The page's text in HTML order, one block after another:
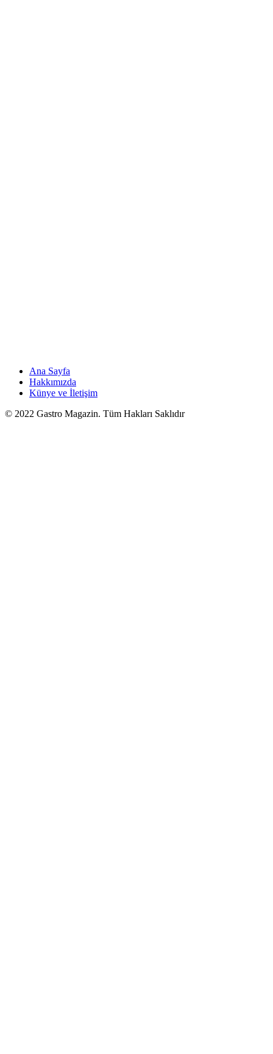
Ana Sayfa
Hakkımızda
Künye ve İletişim
© 2022 Gastro Magazin. Tüm Hakları Saklıdır